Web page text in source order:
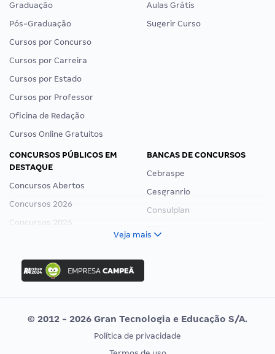
Graduação
Pós-Graduação
Cursos por Concurso
Cursos por Carreira
Cursos por Estado
Cursos por Professor
Oficina de Redação
Cursos Online Gratuitos
Aulas Grátis
Sugerir Curso
CONCURSOS PÚBLICOS EM
DESTAQUE
Concursos Abertos
Concursos 2026
Concursos 2025
Concurso Ibama
Concurso MPU
Editais publicados
BANCAS DE CONCURSOS
Cebraspe
Cesgranrio
Consulplan
Vunesp
CONCURSOS POR PROFISSÃO EXAME DE ORDEM
Veja mais
© 2012 - 2026 Gran Tecnologia e Educação S/A.
Política de privacidade